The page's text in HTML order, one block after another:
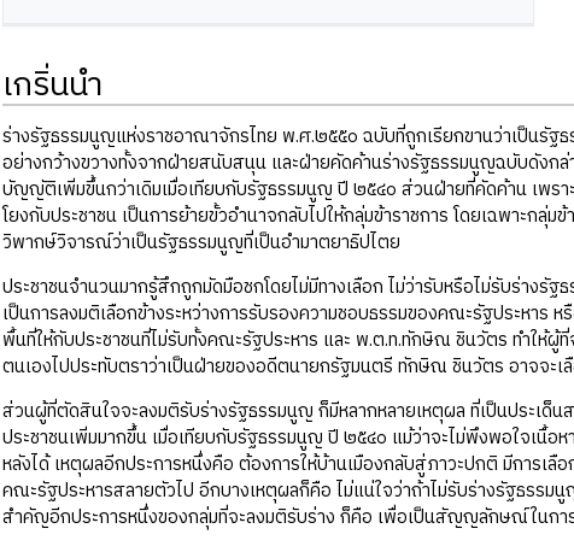
เกริ่นนำ
ร่างรัฐธรรมนูญแห่งราชอาณาจักรไทย พ.ศ.๒๕๕๐ ฉบับที่ถูกเรียกขานว่าเป็นรั
อย่างกว้างขวางทั้งจากฝ่ายสนับสนุน และฝ่ายคัดค้านร่างรัฐธรรมนูญฉบับดังก
บัญญัติเพิ่มขึ้นกว่าเดิมเมื่อเทียบกับรัฐธรรมนูญ ปี ๒๕๔๐ ส่วนฝ่ายที่คัดค้าน เพรา
โยงกับประชาชน เป็นการย้ายขั้วอำนาจกลับไปให้กลุ่มข้าราชการ โดยเฉพาะกลุ่
วิพากษ์วิจารณ์ว่าเป็นรัฐธรรมนูญที่เป็นอำมาตยาธิปไตย
ประชาชนจำนวนมากรู้สึกถูกมัดมือชกโดยไม่มีทางเลือก ไม่ว่ารับหรือไม่รับร่าง
เป็นการลงมติเลือกข้างระหว่างการรับรองความชอบธรรมของคณะรัฐประห
พื้นที่ให้กับประชาชนที่ไม่รับทั้งคณะรัฐประหาร และ พ.ต.ท.ทักษิณ ชินวัตร ทำให้ผู้
ตนเองไปประทับตราว่าเป็นฝ่ายของอดีตนายกรัฐมนตรี ทักษิณ ชินวัตร อาจจะเ
ส่วนผู้ที่ตัดสินใจจะลงมติรับร่างรัฐธรรมนูญ ก็มีหลากหลายเหตุผล ที่เป็นประเด็
ประชาชนเพิ่มมากขึ้น เมื่อเทียบกับรัฐธรรมนูญ ปี ๒๕๔๐ แม้ว่าจะไม่พึงพอใจเนื้
หลังได้ เหตุผลอีกประการหนึ่งคือ ต้องการให้บ้านเมืองกลับสู่ภาวะปกติ มีการ
คณะรัฐประหารสลายตัวไป อีกบางเหตุผลก็คือ ไม่แน่ใจว่าถ้าไม่รับร่างรัฐธรร
สำคัญอีกประการหนึ่งของกลุ่มที่จะลงมติรับร่าง ก็คือ เพื่อเป็นสัญญลักษณ์ใน